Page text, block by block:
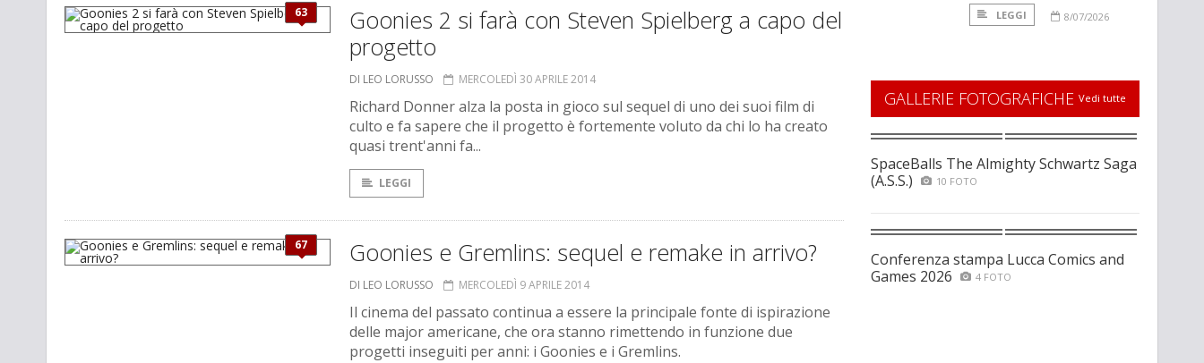
63
Goonies 2 si farà con Steven Spielberg a capo del
progetto
DI LEO LORUSSO MERCOLEDÌ 30 APRILE 2014
Richard Donner alza la posta in gioco sul sequel di uno dei suoi film di
culto e fa sapere che il progetto è fortemente voluto da chi lo ha creato
quasi trent'anni fa...
LEGGI
67 Goonies e Gremlins: sequel e remake in arrivo?
DI LEO LORUSSO MERCOLEDÌ 9 APRILE 2014
Il cinema del passato continua a essere la principale fonte di ispirazione
delle major americane, che ora stanno rimettendo in funzione due
progetti inseguiti per anni: i Goonies e i Gremlins.
LEGGI 8/07/2026
GALLERIE FOTOGRAFICHE Vedi tutte
SpaceBalls The Almighty Schwartz Saga
(A.S.S.)
10 FOTO
Conferenza stampa Lucca Comics and
Games 2026
4 FOTO